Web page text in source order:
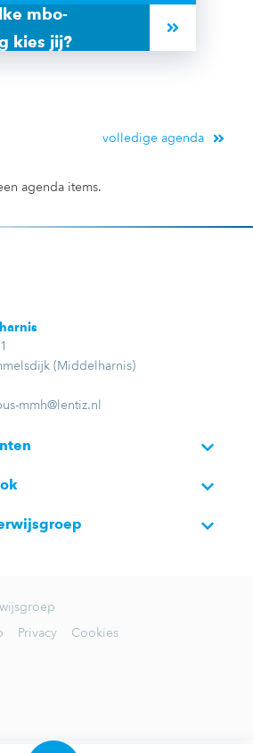
mbo-
kies jij?
volledige agenda
agenda items.
(Middelharnis)
mmh@lentiz.nl
Privacy
Cookies